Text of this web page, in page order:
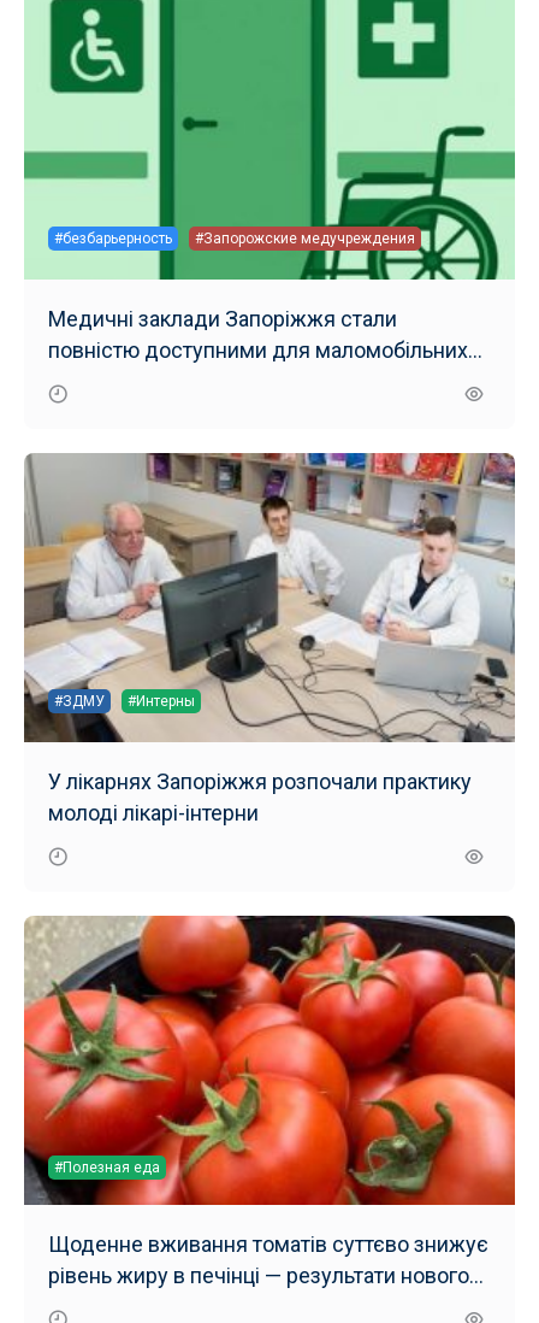
#безбарьерность #Запорожские медучреждения
Медичні заклади Запоріжжя стали
повністю доступними для маломобільних
груп населення
#ЗДМУ #Интерны
У лікарнях Запоріжжя розпочали практику
молоді лікарі-інтерни
#Полезная еда
Щоденне вживання томатів суттєво знижує
рівень жиру в печінці — результати нового
дослідження